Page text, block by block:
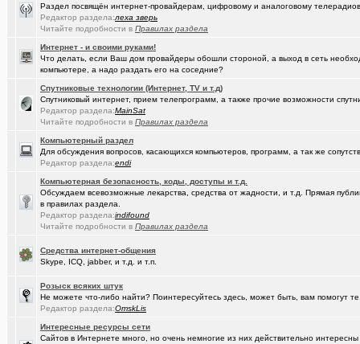
Кто такой человек?(kinslayer)
Фото форумчан
Старости Омска.(Молодец.) +159
Мьюинг за 3 минуты(tramov)
Красивая одежда для худеньких девушек (размер 40-42)
Забор из профнастила, как правильно?
А у кого это сегодня День рождения?
Восстановление информации с HDD, SSD, Flash. Ремонт HDD. (Винчесте..)
Любимая Люлюня, с днём рождения!
Авто под заказ по России(Artem178)
мнение оппозиции(DEMON)
Как вставать в 5 утра без вреда для здоровья?
Обсуждения фотографий форумчан (на позитивной волне) - 4
Раздел посвящён интернет-провайдерам, цифровому и аналоговому
Редактор раздела:леха зверь
Читайте подробности в Правилах раздела
Интернет - и своими руками!
Что делать, если Ваш дом провайдеры обошли стороной, а выход в сеть
компьютере, а надо раздать его на соседние?
Спутниковые технологии (Интернет, TV и т.д)
Спутниковый интернет, прием телепрограмм, а также прочие возможности
Редактор раздела:MainSat
Читайте подробности в Правилах раздела
Компьютерный раздел
Для обсуждения вопросов, касающихся компьютеров, программ, а так же
Редактор раздела:endi
Компьютерная безопасность, коды, доступы и т.д.
Обсуждаем всевозможные лекарства, средства от жадности, и т.д. Прямая
в правилах раздела.
Редактор раздела:indifound
Читайте подробности в Правилах раздела
Средства интернет-общения
Skype, ICQ, jabber, и т.д. и т.п.
Розыск всяких штук
Не можете что-либо найти? Поинтересуйтесь здесь, может быть, вам помогут
Редактор раздела:OmskLis
Интересные ресурсы сети
Сайтов в Интернете много, но очень немногие из них действительно